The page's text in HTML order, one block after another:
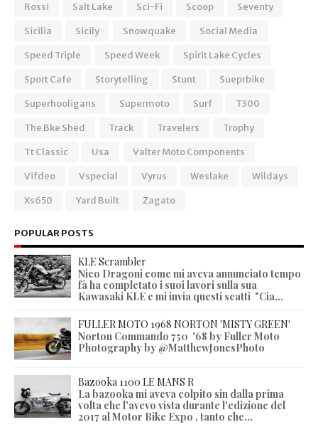
Rossi
Salt Lake Sci-Fi Scoop
Seventy
Sicilia
Sicily Snowquake
Social Media
Speed Triple
Speed Week
Spirit Lake Cycles
Sport Cafe
Storytelling Stunt
Sueprbike
Superhooligans
Supermoto Surf
T300
The Bke Shed
Track Travelers
Trophy
Tt Classic
Usa
Valter Moto Components
Vifdeo
Vspecial Vyrus Weslake
Wildays
Xs650
Yard Built Zagato
POPULAR POSTS
KLE Scrambler
Nico Dragoni come mi aveva annunciato tempo
fà ha completato i suoi lavori sulla sua
Kawasaki KLE e mi invia questi scatti "Cia...
FULLER MOTO 1968 NORTON 'MISTY GREEN'
Norton Commando 750 '68 by Fuller Moto
Photography by @MatthewJonesPhoto
Bazooka 1100 LE MANS R
La bazooka mi aveva colpito sin dalla prima
volta che l'avevo vista durante l'edizione del
2017 al Motor Bike Expo , tanto che...